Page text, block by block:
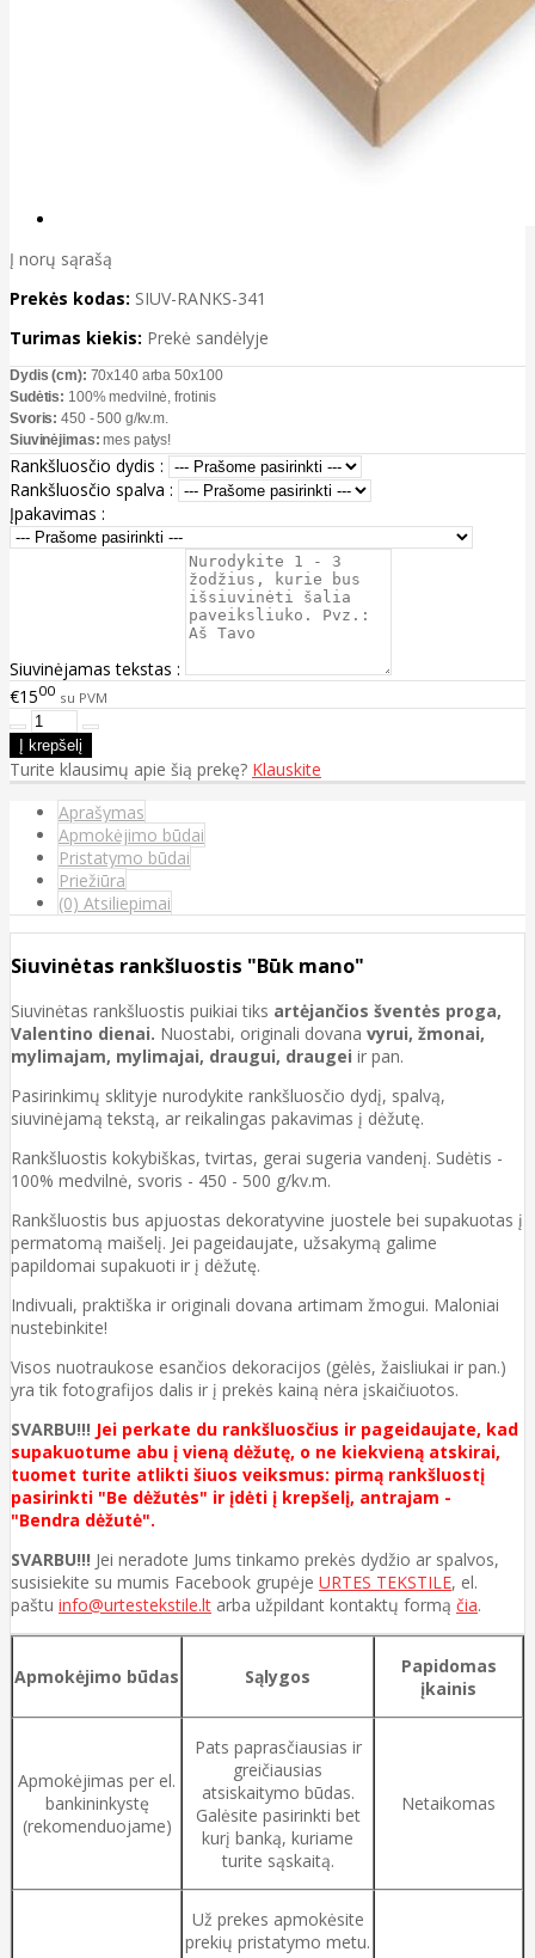
Į norų sąrašą
Prekės kodas: SIUV-RANKS-341
Turimas kiekis: Prekė sandėlyje
Dydis (cm): 70x140 arba 50x100
Sudėtis: 100% medvilnė, frotinis
Svoris: 450 - 500 g/kv.m.
Siuvinėjimas: mes patys!
Rankšluosčio dydis :
Rankšluosčio spalva :
Įpakavimas :
Siuvinėjamas tekstas :
€1500 su PVM
Turite klausimų apie šią prekę? Klauskite
Aprašymas
Apmokėjimo būdai
Pristatymo būdai
Priežiūra
(0) Atsiliepimai
Siuvinėtas rankšluostis "Būk mano"
Siuvinėtas rankšluostis puikiai tiks artėjančios šventės proga,
Valentino dienai. Nuostabi, originali dovana vyrui, žmonai,
mylimajam, mylimajai, draugui, draugei ir pan.
Pasirinkimų sklityje nurodykite rankšluosčio dydį, spalvą,
siuvinėjamą tekstą, ar reikalingas pakavimas į dėžutę.
Rankšluostis kokybiškas, tvirtas, gerai sugeria vandenį. Sudėtis -
100% medvilnė, svoris - 450 - 500 g/kv.m.
Rankšluostis bus apjuostas dekoratyvine juostele bei supakuotas į
permatomą maišelį. Jei pageidaujate, užsakymą galime
papildomai supakuoti ir į dėžutę.
Indivuali, praktiška ir originali dovana artimam žmogui. Maloniai
nustebinkite!
Visos nuotraukose esančios dekoracijos (gėlės, žaisliukai ir pan.)
yra tik fotografijos dalis ir į prekės kainą nėra įskaičiuotos.
SVARBU!!! Jei perkate du rankšluosčius ir pageidaujate, kad
supakuotume abu į vieną dėžutę, o ne kiekvieną atskirai,
tuomet turite atlikti šiuos veiksmus: pirmą rankšluostį
pasirinkti "Be dėžutės" ir įdėti į krepšelį, antrajam -
"Bendra dėžutė".
SVARBU!!! Jei neradote Jums tinkamo prekės dydžio ar spalvos,
susisiekite su mumis Facebook grupėje URTES TEKSTILE, el.
paštu info@urtestekstile.lt arba užpildant kontaktų formą čia.
Apmokėjimo būdas Sąlygos
Papidomas
įkainis
Apmokėjimas per el.
bankininkystę
(rekomenduojame)
Pats paprasčiausias ir
greičiausias
atsiskaitymo būdas.
Galėsite pasirinkti bet
kurį banką, kuriame
turite sąskaitą.
Netaikomas
Už prekes apmokėsite
prekių pristatymo metu.